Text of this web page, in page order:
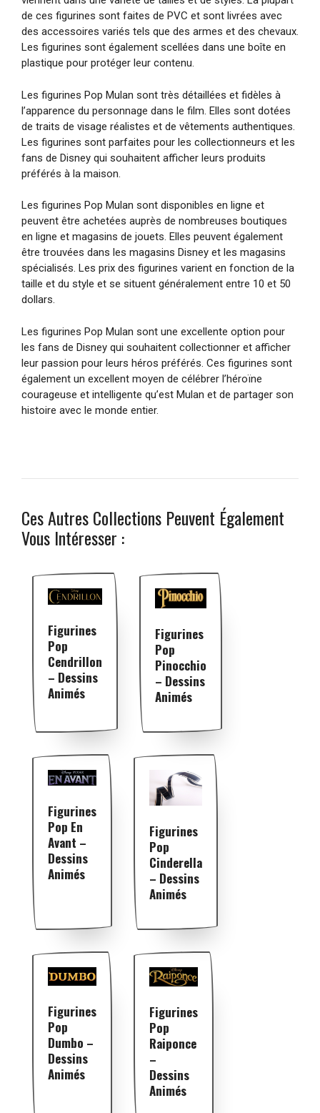
de ces figurines sont faites de PVC et sont livrées avec
des accessoires variés tels que des armes et des chevaux.
Les figurines sont également scellées dans une boîte en
plastique pour protéger leur contenu.
Les figurines Pop Mulan sont très détaillées et fidèles à
l’apparence du personnage dans le film. Elles sont dotées
de traits de visage réalistes et de vêtements authentiques.
Les figurines sont parfaites pour les collectionneurs et les
fans de Disney qui souhaitent afficher leurs produits
préférés à la maison.
Les figurines Pop Mulan sont disponibles en ligne et
peuvent être achetées auprès de nombreuses boutiques
en ligne et magasins de jouets. Elles peuvent également
être trouvées dans les magasins Disney et les magasins
spécialisés. Les prix des figurines varient en fonction de la
taille et du style et se situent généralement entre 10 et 50
dollars.
Les figurines Pop Mulan sont une excellente option pour
les fans de Disney qui souhaitent collectionner et afficher
leur passion pour leurs héros préférés. Ces figurines sont
également un excellent moyen de célébrer l’héroïne
courageuse et intelligente qu’est Mulan et de partager son
histoire avec le monde entier.
Ces Autres Collections Peuvent Également
Vous Intéresser :
Figurines
Pop
Cendrillon
– Dessins
Animés
Figurines
Pop
Pinocchio
– Dessins
Animés
Figurines
Pop En
Avant –
Dessins
Animés
Figurines
Pop
Cinderella
– Dessins
Animés
Figurines
Pop
Dumbo –
Dessins
Animés
Figurines
Pop
Raiponce
–
Dessins
Animés